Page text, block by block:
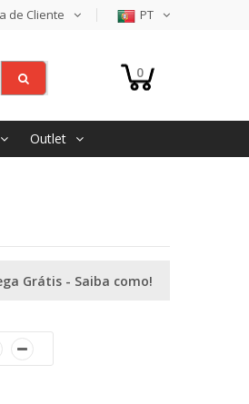
de Cliente PT
0
Outlet
Grátis - Saiba como!